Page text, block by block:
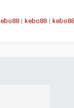
| kebo88 | kebo88